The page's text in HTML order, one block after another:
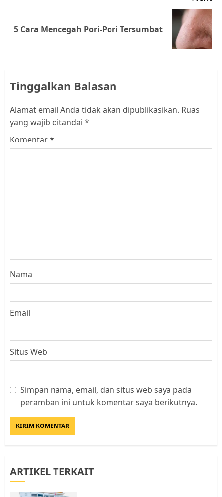
Next
5 Cara Mencegah Pori-Pori Tersumbat
Tinggalkan Balasan
Alamat email Anda tidak akan dipublikasikan. Ruas
yang wajib ditandai *
Komentar*
Nama
Email
Situs Web
Simpan nama, email, dan situs web saya pada
peramban ini untuk komentar saya berikutnya.
ARTIKEL TERKAIT
Datangi Pemko Batam, Warga
Warga Rempang Ajukan